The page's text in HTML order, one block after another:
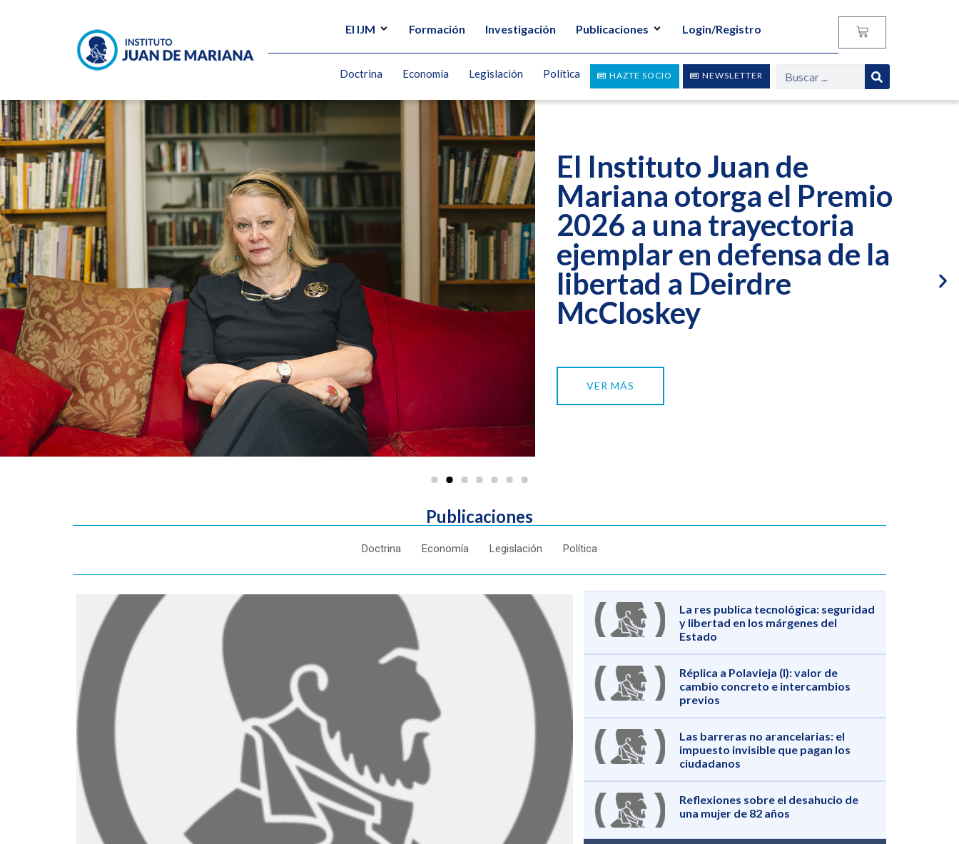
El IJM Formación Investigación Publicaciones Login/Registro
NEWSLETTER
HAZTE SOCIO
Doctrina Economía Legislación Política
El Instituto Juan de
Mariana otorga el Premio
2026 a una trayectoria
ejemplar en defensa de la
libertad a Deirdre
McCloskey
VER MÁS
Publicaciones
Doctrina Economía Legislación Política
La res publica tecnológica: seguridad
y libertad en los márgenes del
Estado
Réplica a Polavieja (I): valor de
cambio concreto e intercambios
previos
Las barreras no arancelarias: el
impuesto invisible que pagan los
ciudadanos
Reflexiones sobre el desahucio de
una mujer de 82 años